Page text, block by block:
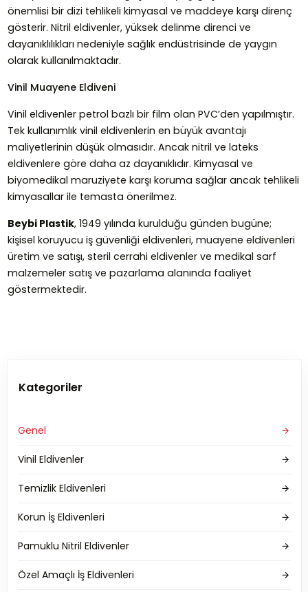
önemlisi bir dizi tehlikeli kimyasal ve maddeye karşı direnç
gösterir. Nitril eldivenler, yüksek delinme direnci ve
dayanıklılıkları nedeniyle sağlık endüstrisinde de yaygın
olarak kullanılmaktadır.
Vinil Muayene Eldiveni
Vinil eldivenler petrol bazlı bir film olan PVC’den yapılmıştır.
Tek kullanımlık vinil eldivenlerin en büyük avantajı
maliyetlerinin düşük olmasıdır. Ancak nitril ve lateks
eldivenlere göre daha az dayanıklıdır. Kimyasal ve
biyomedikal maruziyete karşı koruma sağlar ancak tehlikeli
kimyasallar ile temasta önerilmez.
Beybi Plastik, 1949 yılında kurulduğu günden bugüne;
kişisel koruyucu iş güvenliği eldivenleri, muayene eldivenleri
üretim ve satışı, steril cerrahi eldivenler ve medikal sarf
malzemeler satış ve pazarlama alanında faaliyet
göstermektedir.
Kategoriler
Genel
Vinil Eldivenler
Temizlik Eldivenleri
Korun İş Eldivenleri
Pamuklu Nitril Eldivenler
Özel Amaçlı İş Eldivenleri